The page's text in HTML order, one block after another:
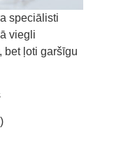
speciālisti
viegli
bet ļoti garšīgu